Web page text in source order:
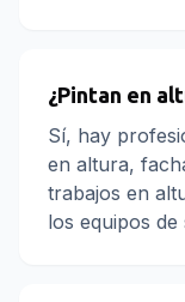
¿Pintan en
Sí, hay
en altura,
trabajos en
los equipos